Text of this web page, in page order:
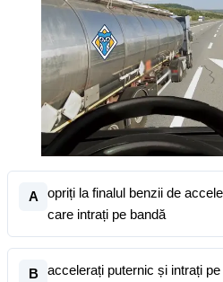
A
opriți la finalul benzii de
care intrați pe bandă
B
accelerați puternic și intrați